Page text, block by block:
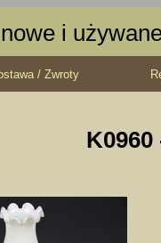
i
/ Zwroty
K0960